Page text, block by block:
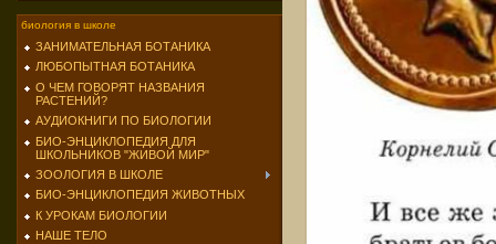
биология в школе
ЗАНИМАТЕЛЬНАЯ БОТАНИКА
ЛЮБОПЫТНАЯ БОТАНИКА
О ЧЕМ ГОВОРЯТ НАЗВАНИЯ
РАСТЕНИЙ?
АУДИОКНИГИ ПО БИОЛОГИИ
БИО-ЭНЦИКЛОПЕДИЯ ДЛЯ
ШКОЛЬНИКОВ "ЖИВОЙ МИР"
ЗООЛОГИЯ В ШКОЛЕ
БИО-ЭНЦИКЛОПЕДИЯ ЖИВОТНЫХ
К УРОКАМ БИОЛОГИИ
НАШЕ ТЕЛО